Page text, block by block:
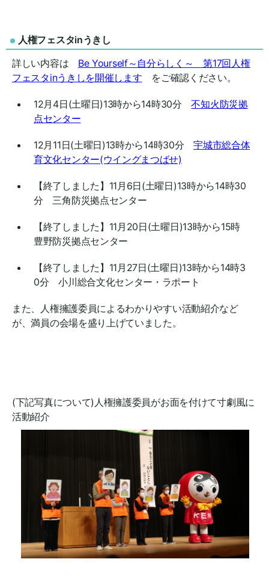
人権フェスタinうきし
詳しい内容は Be Yourself～自分らしく～ 第17回人権
フェスタinうきしを開催します をご確認ください。
12月4日(土曜日)13時から14時30分不知火防災拠
点センター
12月11日(土曜日)13時から14時30分宇城市総合体
育文化センター(ウイングまつばせ)
【終了しました】11月6日(土曜日)13時から14時30
分 三角防災拠点センター
【終了しました】11月20日(土曜日)13時から15時
豊野防災拠点センター
【終了しました】11月27日(土曜日)13時から14時3
0分 小川総合文化センター・ラポート
また、人権擁護委員によるわかりやすい活動紹介など
が、満員の会場を盛り上げていました。
(下記写真について)人権擁護委員がお面を付けて寸劇風に
活動紹介